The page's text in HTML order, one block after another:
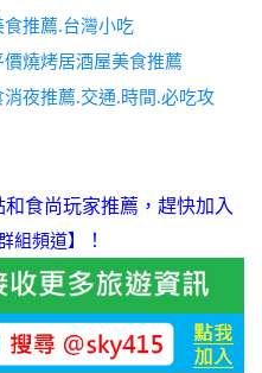
食推薦.台灣小吃
價燒烤居酒屋美食推薦
消夜推薦.交通.時間.必吃攻
食尚玩家推薦，趕快加入
組頻道】 ！